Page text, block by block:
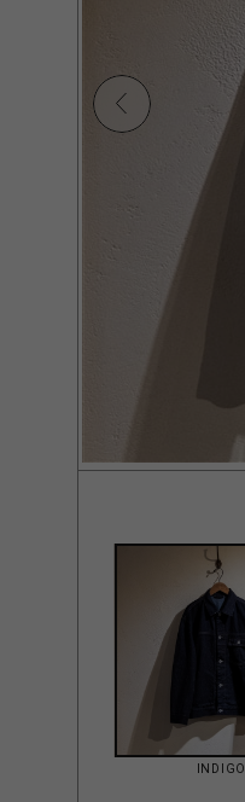
INDIGO